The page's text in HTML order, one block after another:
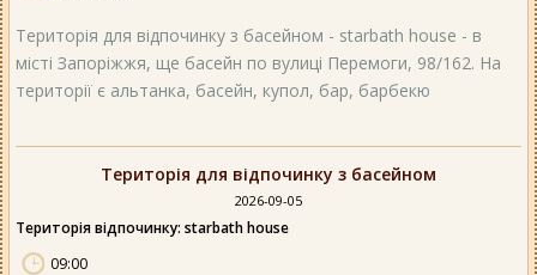
Територія для відпочинку з басейном - starbath house - в
місті Запоріжжя, ще басейн по вулиці Перемоги, 98/162. На
території є альтанка, басейн, купол, бар, барбекю
Територія для відпочинку з басейном
2026-09-05
Територія відпочинку: starbath house
09:00